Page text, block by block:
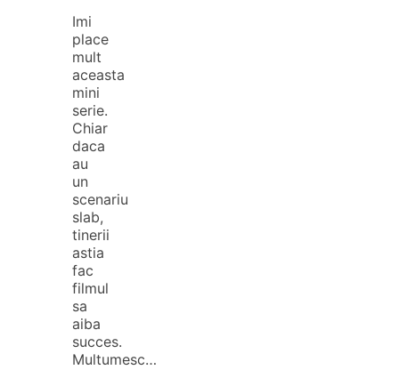
Imi
place
mult
aceasta
mini
serie.
Chiar
daca
au
un
scenariu
slab,
tinerii
astia
fac
filmul
sa
aiba
succes.
Multumesc…